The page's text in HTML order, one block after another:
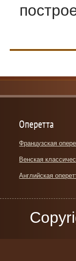
Оперетта
Французская
Венская
Английская